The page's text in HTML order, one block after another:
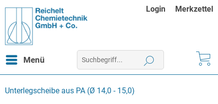
Login Merkzettel
Menü
Unterlegscheibe aus PA (Ø 14,0 - 15,0)